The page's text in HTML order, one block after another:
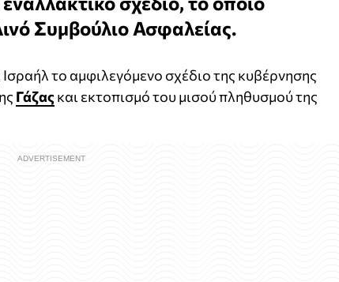
Συμβούλιο Ασφαλείας.
το αμφιλεγόμενο σχέδιο της κυβέρνησης
Γάζας και εκτοπισμό του μισού πληθυσμού της